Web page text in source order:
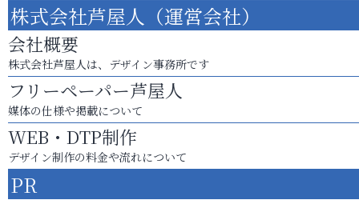
株式会社芦屋人（運営会社）
会社概要
株式会社芦屋人は、デザイン事務所です
フリーペーパー芦屋人
媒体の仕様や掲載について
WEB・DTP制作
デザイン制作の料金や流れについて
PR